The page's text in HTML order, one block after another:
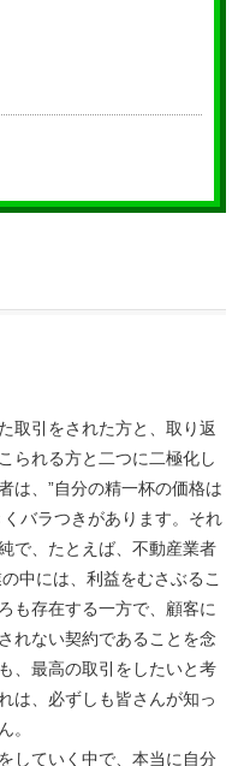
取引をされた方と、取り返
られる方と二つに二極化し
は、”自分の精一杯の価格は
バラつきがあります。それ
で、たとえば、不動産業者
中には、利益をむさぶるこ
も存在する一方で、顧客に
れない契約であることを念
、最高の取引をしたいと考
は、必ずしも皆さんが知っ
。
していく中で、本当に自分